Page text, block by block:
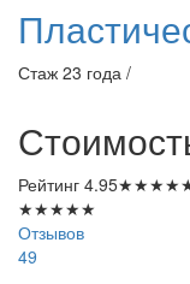
Стаж 23 года /
Рейтинг 4.95★★★★
★★★★★
Отзывов
49